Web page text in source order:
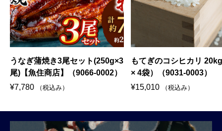
もてぎのコシヒカリ 20kg（5kg
× 4袋）（9031-0003）
¥15,010 （税込み）
日々みかん酢(270ml) ８
ト(9038-0005)
¥5,520 （税込み）